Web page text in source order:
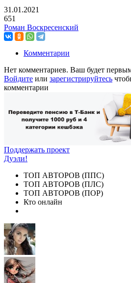
31.01.2021
651
Роман Воскресенский
Комментарии
Нет комментариев. Ваш будет
Войдите или зарегистрируйтесь
комментарии
Поддержать проект
Дуэли!
ТОП АВТОРОВ (ППС)
ТОП АВТОРОВ (ПЛС)
ТОП АВТОРОВ (ПОР)
Кто онлайн